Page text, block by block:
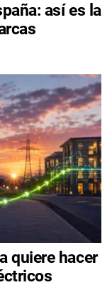
así es la
quiere hacer